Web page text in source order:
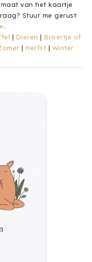
van het kaartje
Stuur me gerust
.
| Dieren | Broertje of
| Herfst | Winter